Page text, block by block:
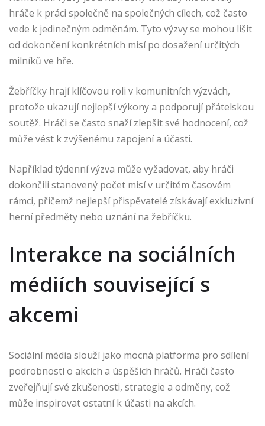
hráče k práci společně na společných cílech, což často
vede k jedinečným odměnám. Tyto výzvy se mohou lišit
od dokončení konkrétních misí po dosažení určitých
milníků ve hře.
Žebříčky hrají klíčovou roli v komunitních výzvách,
protože ukazují nejlepší výkony a podporují přátelskou
soutěž. Hráči se často snaží zlepšit své hodnocení, což
může vést k zvýšenému zapojení a účasti.
Například týdenní výzva může vyžadovat, aby hráči
dokončili stanovený počet misí v určitém časovém
rámci, přičemž nejlepší přispěvatelé získávají exkluzivní
herní předměty nebo uznání na žebříčku.
Interakce na sociálních
médiích související s
akcemi
Sociální média slouží jako mocná platforma pro sdílení
podrobností o akcích a úspěších hráčů. Hráči často
zveřejňují své zkušenosti, strategie a odměny, což
může inspirovat ostatní k účasti na akcích.